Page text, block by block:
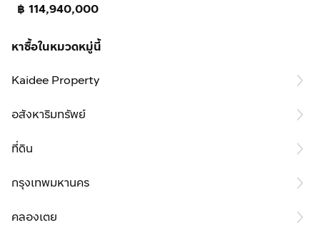
฿ 114,940,000
หาซื้อในหมวดหมู่นี้
Kaidee Property
อสังหาริมทรัพย์
ที่ดิน
กรุงเทพมหานคร
คลองเตย